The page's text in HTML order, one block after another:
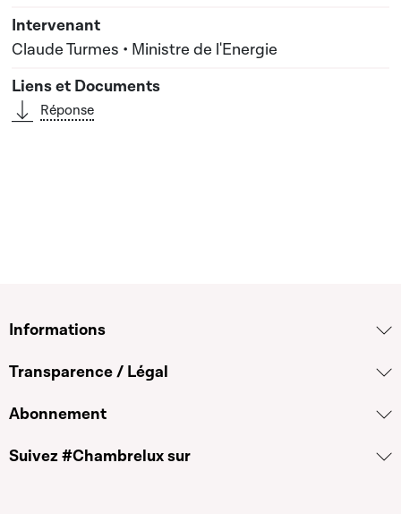
Claude Turmes • Ministre de l'Energie
Réponse
Informations
Transparence / Légal
Abonnement
Suivez #Chambrelux sur